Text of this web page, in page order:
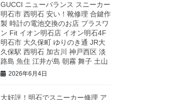
GUCCI ニューバランス スニーカー
明石市 西明石 安い！靴修理 合鍵作
製 時計の電池交換のお店 プラスワ
ン Fit イオン明石店 イオン明石4F
明石市 大久保町 ゆりのき通 JR大
久保駅 西明石 加古川 神戸西区 淡
路島 魚住 江井が島 朝霧 舞子 土山
2026年6月4日
大好評！明石でスニーカー修理 ア